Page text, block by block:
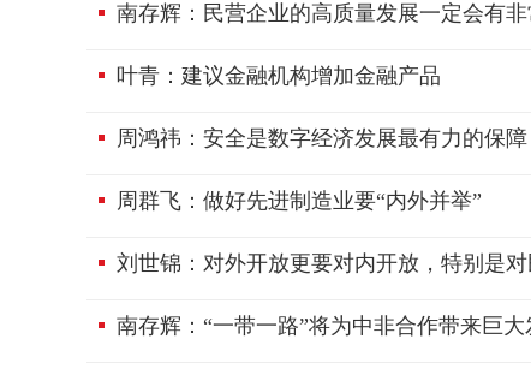
南存辉：民营企业的高质量发展一定会有
叶青：建议金融机构增加金融产品
周鸿祎：安全是数字经济发展最有力的保障
周群飞：做好先进制造业要“内外并举”
刘世锦：对外开放更要对内开放，特别是
南存辉：“一带一路”将为中非合作带来巨大